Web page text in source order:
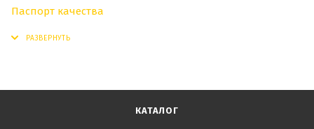
Паспорт качества
КАТАЛОГ